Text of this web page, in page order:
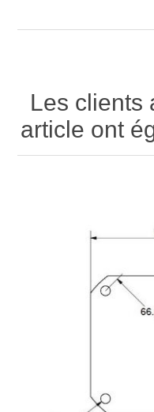
Les clients
article ont